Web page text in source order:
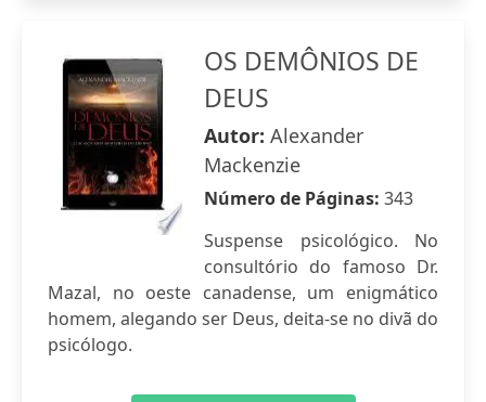
OS DEMÔNIOS DE
DEUS
Autor: Alexander
Mackenzie
Número de Páginas: 343
Suspense psicológico. No
consultório do famoso Dr.
Mazal, no oeste canadense, um enigmático
homem, alegando ser Deus, deita-se no divã do
psicólogo.